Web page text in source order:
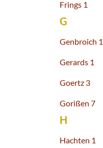
Frings 1
G
Genbroich 1
Gerards 1
Goertz 3
Gorißen 7
H
Hachten 1